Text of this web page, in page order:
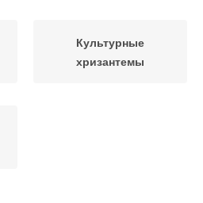
Культурные
хризантемы